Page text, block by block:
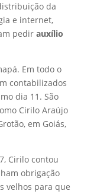
da
e internet,
pedir auxílio
Em todo o
contabilizados
dia 11. São
Cirilo Araújo
em Goiás,
Cirilo contou
obrigação
velhos para que